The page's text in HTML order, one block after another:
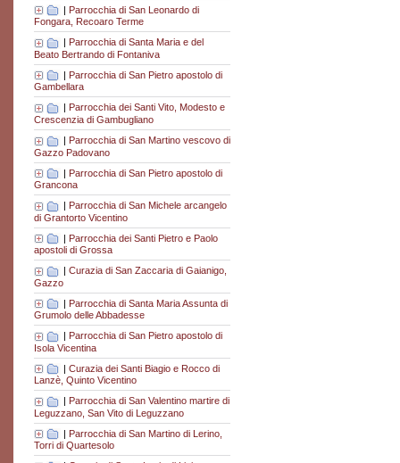
| Parrocchia di San Leonardo di
Fongara, Recoaro Terme
Parrocchia di Santa Maria e del
Beato Bertrando di Fontaniva
| Parrocchia di San Pietro apostolo di
Gambellara
Parrocchia dei Santi Vito, Modesto e
Crescenzia di Gambugliano
| Parrocchia di San Martino vescovo di
Gazzo Padovano
| Parrocchia di San Pietro apostolo di
Grancona
| Parrocchia di San Michele arcangelo
di Grantorto Vicentino
| Parrocchia dei Santi Pietro e Paolo
apostoli di Grossa
| Curazia di San Zaccaria di Gaianigo,
Gazzo
| Parrocchia di Santa Maria Assunta di
Grumolo delle Abbadesse
Parrocchia di San Pietro apostolo di
Isola Vicentina
| Curazia dei Santi Biagio e Rocco di
Lanzè, Quinto Vicentino
Parrocchia di San Valentino martire di
Leguzzano, San Vito di Leguzzano
| Parrocchia di San Martino di Lerino,
Torri di Quartesolo